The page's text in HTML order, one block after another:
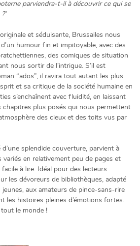
parviendra-t-il à découvrir ce qui se
”
et séduisante, Brussailes nous
humour fin et impitoyable, avec des
des comiques de situation
nous sortir de l’intrigue. S’il est
“ados”, il ravira tout autant les plus
et sa critique de la société humaine en
s’enchaînent avec fluidité, en laissant
chapitres plus posés qui nous permettent
des cieux et des toits vus par
d’une splendide couverture, parvient à
variés en relativement peu de pages et
à lire. Idéal pour des lecteurs
les dévoreurs de bibliothèques, adapté
aux amateurs de pince-sans-rire
les histoires pleines d’émotions fortes.
tout le monde !